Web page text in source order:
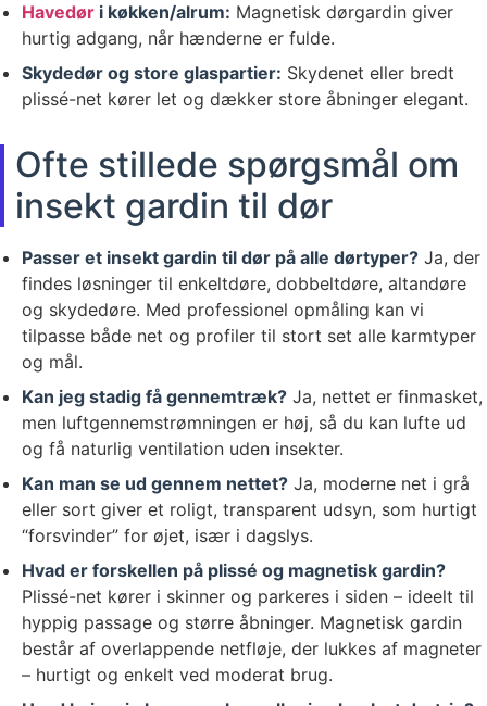
Havedør i køkken/alrum: Magnetisk dørgardin giver
hurtig adgang, når hænderne er fulde.
Skydedør og store glaspartier: Skydenet eller bredt
plissé-net kører let og dækker store åbninger elegant.
Ofte stillede spørgsmål om
insekt gardin til dør
Passer et insekt gardin til dør på alle dørtyper? Ja, der
findes løsninger til enkeltdøre, dobbeltdøre, altandøre
og skydedøre. Med professionel opmåling kan vi
tilpasse både net og profiler til stort set alle karmtyper
og mål.
Kan jeg stadig få gennemtræk? Ja, nettet er finmasket,
men luftgennemstrømningen er høj, så du kan lufte ud
og få naturlig ventilation uden insekter.
Kan man se ud gennem nettet? Ja, moderne net i grå
eller sort giver et roligt, transparent udsyn, som hurtigt
“forsvinder” for øjet, især i dagslys.
Hvad er forskellen på plissé og magnetisk gardin?
Plissé-net kører i skinner og parkeres i siden – ideelt til
hyppig passage og større åbninger. Magnetisk gardin
består af overlappende netfløje, der lukkes af magneter
– hurtigt og enkelt ved moderat brug.